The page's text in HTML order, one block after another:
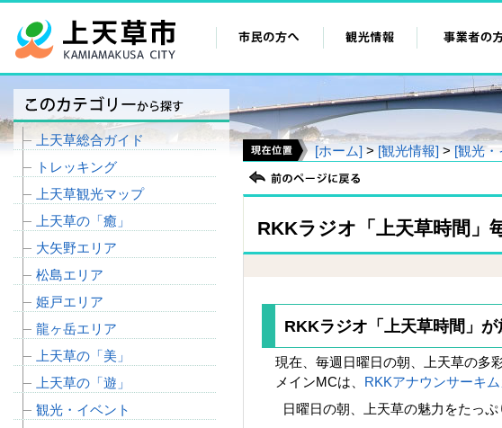
[ホーム] > [観光情報] > [観光
RKKラジオ「上天草時間」
RKKラジオ「上天草時間」
現在、毎週日曜日の朝、上天草の多
メインMCは、 RKKアナウンサーキ
日曜日の朝、上天草の魅力をたっぷ
上天草総合ガイド
トレッキング
上天草観光マップ
上天草の「癒」
大矢野エリア
松島エリア
姫戸エリア
龍ヶ岳エリア
上天草の「美」
上天草の「遊」
観光・イベント